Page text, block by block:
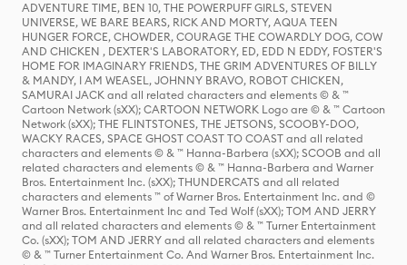
ADVENTURE TIME, BEN 10, THE POWERPUFF GIRLS, STEVEN
UNIVERSE, WE BARE BEARS, RICK AND MORTY, AQUA TEEN
HUNGER FORCE, CHOWDER, COURAGE THE COWARDLY DOG, COW
AND CHICKEN , DEXTER'S LABORATORY, ED, EDD N EDDY, FOSTER'S
HOME FOR IMAGINARY FRIENDS, THE GRIM ADVENTURES OF BILLY
& MANDY, I AM WEASEL, JOHNNY BRAVO, ROBOT CHICKEN,
SAMURAI JACK and all related characters and elements © & ™
Cartoon Network (sXX); CARTOON NETWORK Logo are © & ™ Cartoon
Network (sXX); THE FLINTSTONES, THE JETSONS, SCOOBY-DOO,
WACKY RACES, SPACE GHOST COAST TO COAST and all related
characters and elements © & ™ Hanna-Barbera (sXX); SCOOB and all
related characters and elements © & ™ Hanna-Barbera and Warner
Bros. Entertainment Inc. (sXX); THUNDERCATS and all related
characters and elements ™ of Warner Bros. Entertainment Inc. and ©
Warner Bros. Entertainment Inc and Ted Wolf (sXX); TOM AND JERRY
and all related characters and elements © & ™ Turner Entertainment
Co. (sXX); TOM AND JERRY and all related characters and elements
© & ™ Turner Entertainment Co. And Warner Bros. Entertainment Inc.